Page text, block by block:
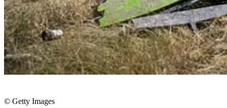
© Getty Images